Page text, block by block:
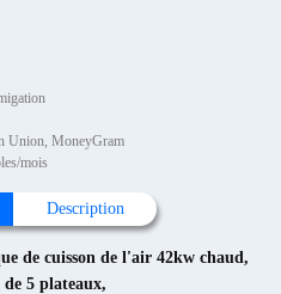
Union, MoneyGram
mois
Description
de cuisson de l'air 42kw chaud,
5 plateaux,